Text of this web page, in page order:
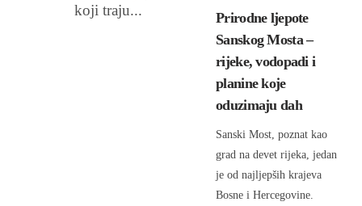
koji traju...
Prirodne ljepote
Sanskog Mosta –
rijeke, vodopadi i
planine koje
oduzimaju dah
Sanski Most, poznat kao
grad na devet rijeka, jedan
je od najljepših krajeva
Bosne i Hercegovine.